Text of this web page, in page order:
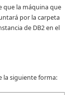
que la máquina que
por la carpeta
de DB2 en el
la siguiente forma: